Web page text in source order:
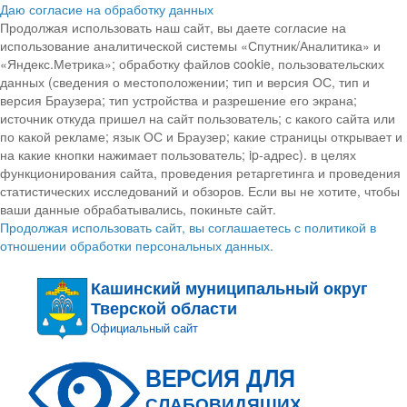
Даю согласие на обработку данных
Продолжая использовать наш сайт, вы даете согласие на
использование аналитической системы «Спутник/Аналитика» и
«Яндекс.Метрика»; обработку файлов cookie, пользовательских
данных (сведения о местоположении; тип и версия ОС, тип и
версия Браузера; тип устройства и разрешение его экрана;
источник откуда пришел на сайт пользователь; с какого сайта или
по какой рекламе; язык ОС и Браузер; какие страницы открывает и
на какие кнопки нажимает пользователь; ip-адрес). в целях
функционирования сайта, проведения ретаргетинга и проведения
статистических исследований и обзоров. Если вы не хотите, чтобы
ваши данные обрабатывались, покиньте сайт.
Продолжая использовать сайт, вы соглашаетесь с политикой в
отношении обработки персональных данных.